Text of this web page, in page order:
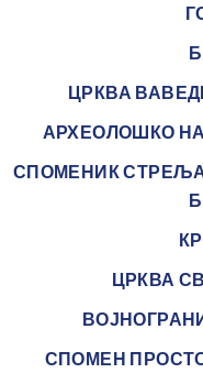
ЦРКВА
АРХЕОЛОШКО
СПОМЕНИК
ЦРКВА
СПОМЕН